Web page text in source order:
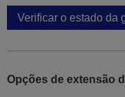
Verificar o estado da
Opções de extensão